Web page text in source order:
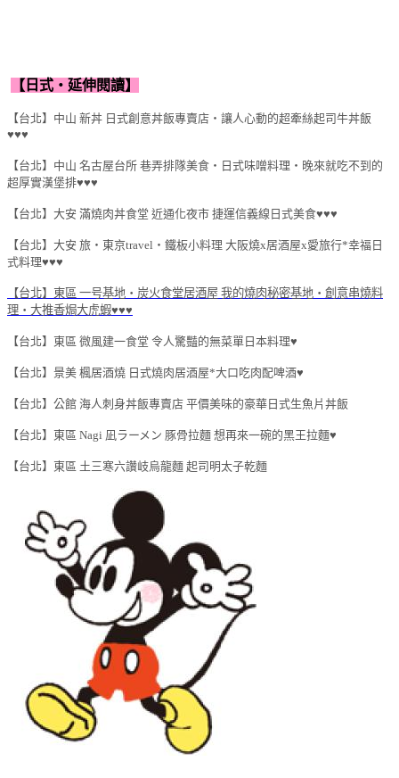
【日式‧延伸閱讀】
【台北】中山 新丼 日式創意丼飯專賣店‧讓人心動的超牽絲起司牛丼飯
♥♥♥
【台北】中山 名古屋台所 巷弄排隊美食‧日式味噌料理‧晚來就吃不到的
超厚實漢堡排♥♥♥
【台北】大安 滿燒肉丼食堂 近通化夜市 捷運信義線日式美食♥♥♥
【台北】大安 旅‧東京travel‧鐵板小料理 大阪燒x居酒屋x愛旅行*幸福日
式料理♥♥♥
【台北】東區 一号基地‧炭火食堂居酒屋 我的燒肉秘密基地‧創意串燒料
理‧大推香焗大虎蝦♥♥♥
【台北】東區 微風建一食堂 令人驚豔的無菜單日本料理♥
【台北】景美 楓居酒燒 日式燒肉居酒屋*大口吃肉配啤酒♥
【台北】公館 海人刺身丼飯專賣店 平價美味的豪華日式生魚片丼飯
【台北】東區 Nagi 凪ラーメン 豚骨拉麵 想再來一碗的黑王拉麵♥
【台北】東區 土三寒六讚岐烏龍麵 起司明太子乾麵